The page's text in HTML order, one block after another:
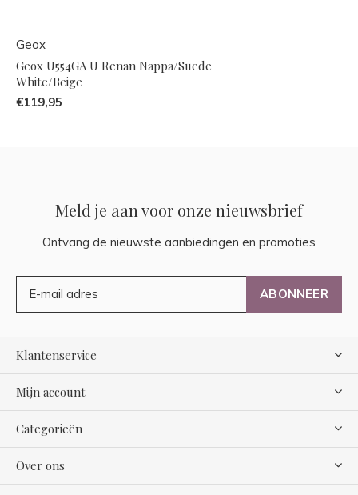
Geox
Geox U554GA U Renan Nappa/Suede
White/Beige
€119,95
Meld je aan voor onze nieuwsbrief
Ontvang de nieuwste aanbiedingen en promoties
ABONNEER
Klantenservice
Mijn account
Categorieën
Over ons